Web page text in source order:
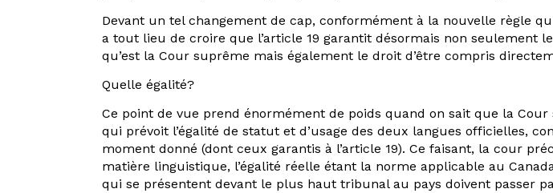
Devant un tel changement de cap, conformément à la nouvelle règle
a tout lieu de croire que l’article 19 garantit désormais non seulement
qu’est la Cour suprême mais également le droit d’être compris
Quelle égalité?
Ce point de vue prend énormément de poids quand on sait que la
qui prévoit l’égalité de statut et d’usage des deux langues officielles,
moment donné (dont ceux garantis à l’article 19). Ce faisant, la cour
matière linguistique, l’égalité réelle étant la norme applicable au
qui se présentent devant le plus haut tribunal au pays doivent passer